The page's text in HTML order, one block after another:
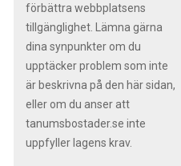
förbättra webbplatsens
tillgänglighet. Lämna gärna
dina synpunkter om du
upptäcker problem som inte
är beskrivna på den här sidan,
eller om du anser att
tanumsbostader.se inte
uppfyller lagens krav.